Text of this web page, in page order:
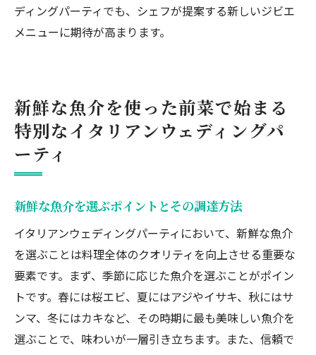
ディングパーティでも、シェフが提案する新しいジビエ
メニューに期待が高まります。
新鮮な魚介を使った前菜で始まる
特別なイタリアンウェディングパ
ーティ
新鮮な魚介を選ぶポイントとその調達方法
イタリアンウェディングパーティにおいて、新鮮な魚介
を選ぶことは料理全体のクオリティを向上させる重要な
要素です。まず、季節に応じた魚介を選ぶことがポイン
トです。春には桜エビ、夏にはアジやイサキ、秋にはサ
ンマ、冬にはカキなど、その時期に最も美味しい魚介を
選ぶことで、味わいが一層引き立ちます。また、信頼で